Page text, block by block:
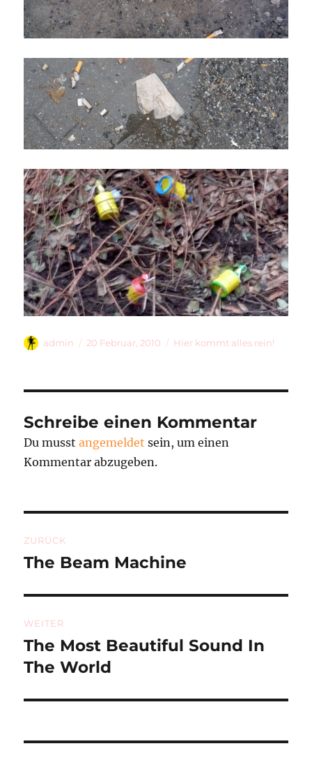
Autor
admin
Veröffentlicht
20 Februar, 2010 Kategorien
Hier kommt alles rein!
Schreibe einen Kommentar
Du musstangemeldet sein, um einen
Kommentar abzugeben.
ZURÜCK
Vorheriger
The Beam Machine
WEITER
Nächster
Beitrag:
The Most Beautiful Sound In
The World